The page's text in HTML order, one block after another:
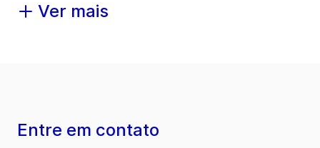
Ver mais
Entre em contato